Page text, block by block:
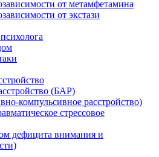
от метамфетамина
от экстази
(БАР)
компульсивное расстройство)
стрессовое
дефицита внимания и